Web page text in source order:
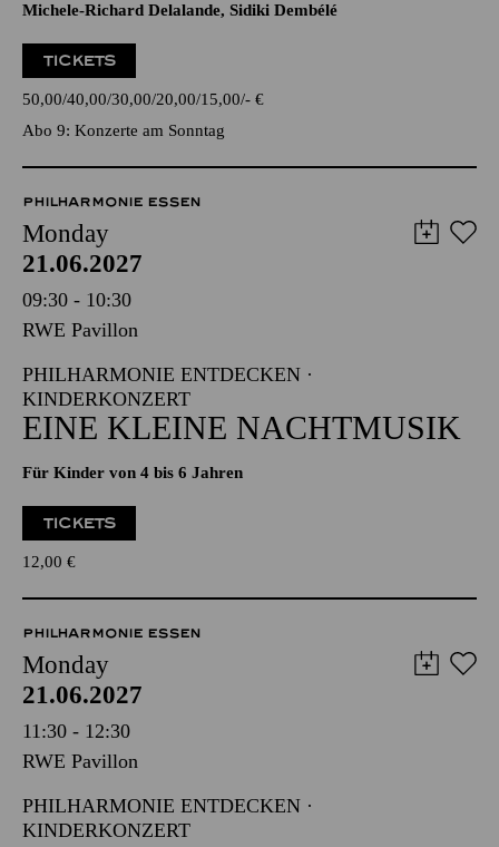
Michele-Richard Delalande, Sidiki Dembélé
TICKETS
50,00 40,00 30,00 20,00 15,00 - €
Abo 9: Konzerte am Sonntag
PHILHARMONIE ESSEN
Monday
21.06.2027
09:30 - 10:30
RWE Pavillon
PHILHARMONIE ENTDECKEN ·
KINDERKONZERT
EINE KLEINE NACHTMUSIK
Für Kinder von 4 bis 6 Jahren
TICKETS
12,00 €
PHILHARMONIE ESSEN
Monday
21.06.2027
11:30 - 12:30
RWE Pavillon
PHILHARMONIE ENTDECKEN ·
KINDERKONZERT